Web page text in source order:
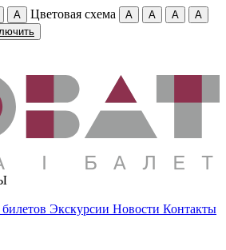
A Цветовая схема A A A
A
Экскурсии Новости Контакты